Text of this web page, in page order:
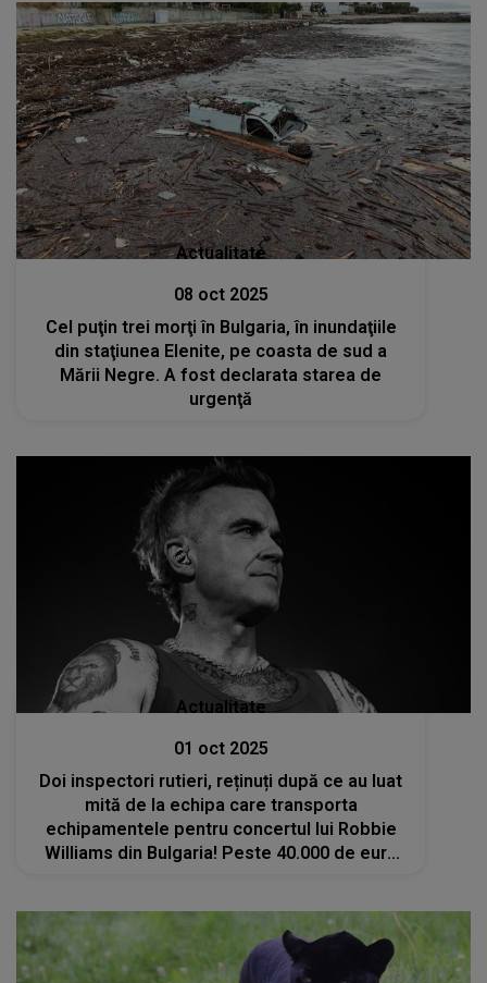
Actualitate
08 oct 2025
Cel puţin trei morţi în Bulgaria, în inundaţiile
din staţiunea Elenite, pe coasta de sud a
Mării Negre. A fost declarata starea de
urgenţă
Actualitate
01 oct 2025
Doi inspectori rutieri, reținuți după ce au luat
mită de la echipa care transporta
echipamentele pentru concertul lui Robbie
Williams din Bulgaria! Peste 40.000 de euro